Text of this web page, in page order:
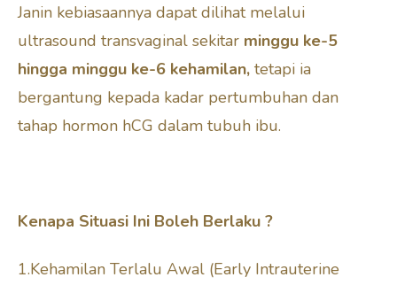
Janin kebiasaannya dapat dilihat melalui
ultrasound transvaginal sekitar minggu ke-5
hingga minggu ke-6 kehamilan, tetapi ia
bergantung kepada kadar pertumbuhan dan
tahap hormon hCG dalam tubuh ibu.
Kenapa Situasi Ini Boleh Berlaku ?
1.Kehamilan Terlalu Awal (Early Intrauterine